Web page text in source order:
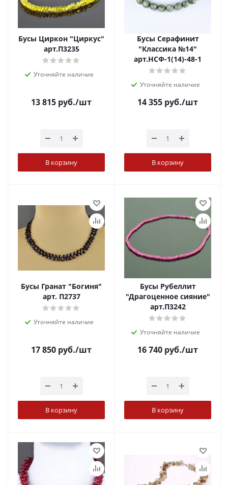
Бусы Циркон "Циркус"
арт.П3235
Уточняйте наличие
13 815 руб./шт
В корзину
Бусы Серафинит
"Классика №14"
арт.НСФ-1(14)-48-1
Уточняйте наличие
14 355 руб./шт
В корзину
Бусы Гранат "Богиня"
арт. П2737
Уточняйте наличие
17 850 руб./шт
В корзину
Бусы Рубеллит
"Драгоценное сияние"
арт.П3242
Уточняйте наличие
16 740 руб./шт
В корзину